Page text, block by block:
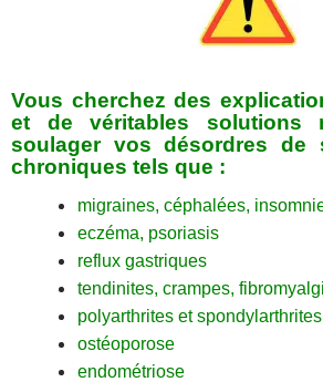
Vous cherchez des
et de véritables solutions
soulager vos désordres de
chroniques tels que :
migraines, céphalées,
eczéma, psoriasis
reflux gastriques
tendinites, crampes,
polyarthrites et spondylarthrites
ostéoporose
endométriose